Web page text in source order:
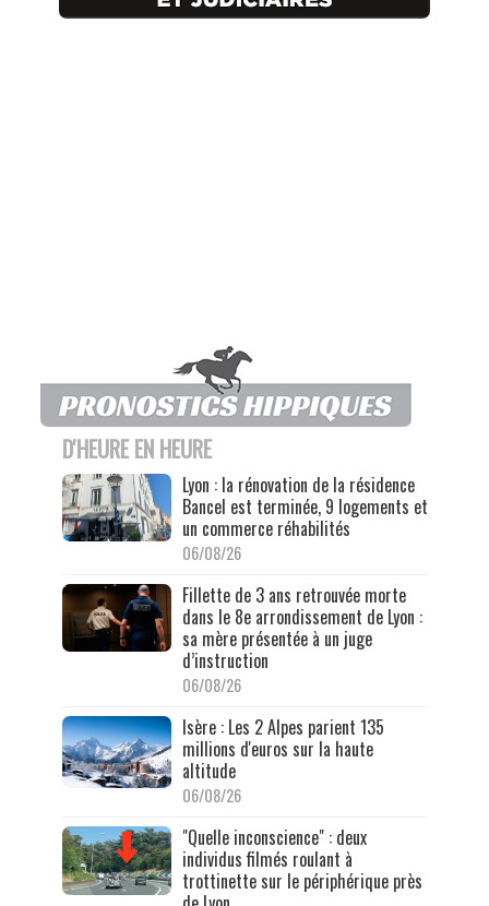
D'HEURE EN HEURE
Lyon : la rénovation de la résidence
Bancel est terminée, 9 logements et
un commerce réhabilités
06/08/26
Fillette de 3 ans retrouvée morte
dans le 8e arrondissement de Lyon :
sa mère présentée à un juge
d’instruction
06/08/26
Isère : Les 2 Alpes parient 135
millions d'euros sur la haute
altitude
06/08/26
"Quelle inconscience" : deux
individus filmés roulant à
trottinette sur le périphérique près